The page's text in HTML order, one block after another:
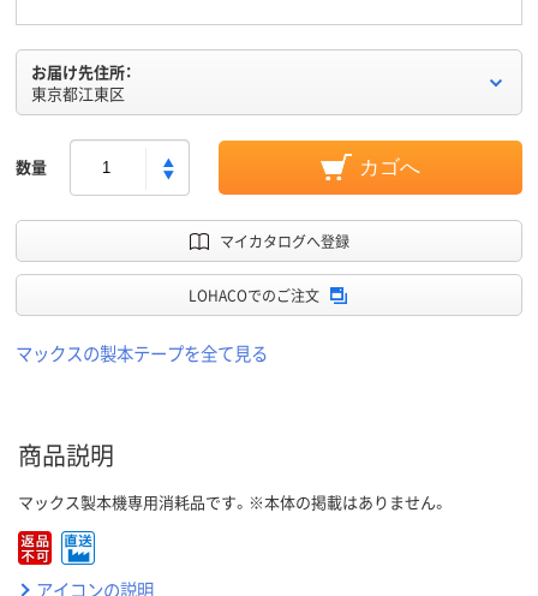
お届け先住所：
東京都江東区
数量 カゴへ
マイカタログへ登録
LOHACOでのご注文
マックスの製本テープを全て見る
商品説明
マックス製本機専用消耗品です。※本体の掲載はありません。
アイコンの説明